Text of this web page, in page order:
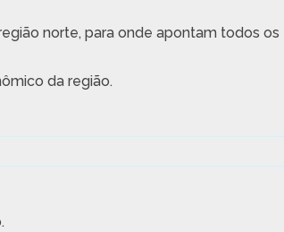
norte, para onde apontam todos os
da região.